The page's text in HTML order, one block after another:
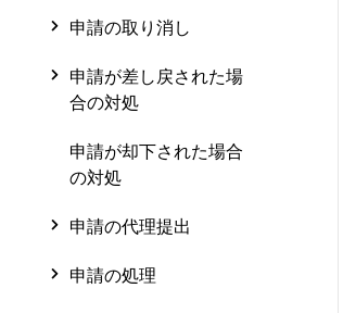
申請の取り消し
申請が差し戻された場
合の対処
申請が却下された場合
の対処
申請の代理提出
申請の処理